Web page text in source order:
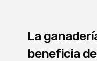
La
beneficia